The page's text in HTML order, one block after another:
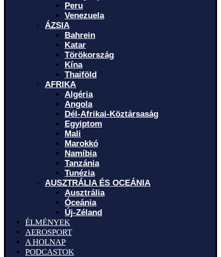
Peru
Venezuela
ÁZSIA
Bahrein
Katar
Törökország
Kína
Thaiföld
AFRIKA
Algéria
Angola
Dél-Afrikai-Köztársaság
Egyiptom
Mali
Marokkó
Namíbia
Tanzánia
Tunézia
AUSZTRÁLIA ÉS OCEÁNIA
Ausztrália
Óceánia
Új-Zéland
ÉLMÉNYEK
AEROSPORT
A HOLNAP
PODCASTOK